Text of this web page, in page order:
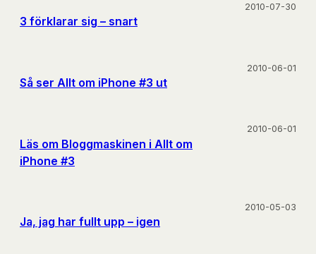
3 förklarar sig – snart
2010-07-30
Så ser Allt om iPhone #3 ut
2010-06-01
Läs om Bloggmaskinen i Allt om
iPhone #3
2010-06-01
Ja, jag har fullt upp – igen
2010-05-03